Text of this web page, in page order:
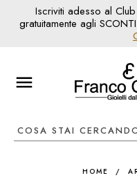
Iscriviti adesso al
gratuitamente agli
HOME /